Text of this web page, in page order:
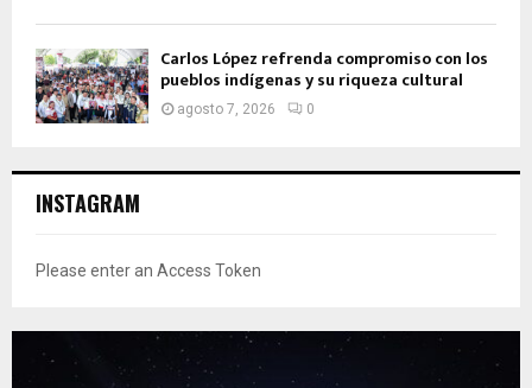
Carlos López refrenda compromiso con los
pueblos indígenas y su riqueza cultural
agosto 7, 2026 0
INSTAGRAM
Please enter an Access Token